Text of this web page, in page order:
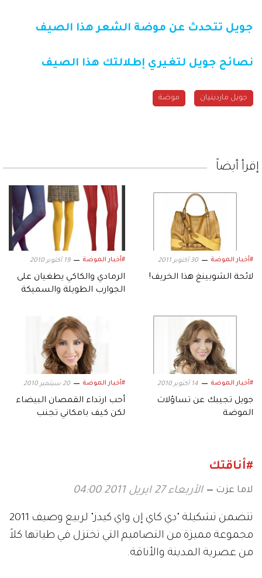
جويل تتحدث عن موضة الشعر هذا الصيف
نصائح جويل لتغيري إطلالتك هذا الصيف
جويل ماردينيان موضة
إقرأ أيضاً
#أخبار الموضة 30 أكتوبر 2011
لائحة الشوبينغ هذا الخريف!
#أخبار الموضة 19 أكتوبر 2010
الرمادي والكاكي يطغيان على
الجوارب الطويلة والسميكة
#أخبار الموضة 14 أكتوبر 2010
جويل تجيبك عن تساؤلات
الموضة
#أخبار الموضة 20 سبتمبر 2010
أحب ارتداء القمصان البيضاء
لكن كيف بامكاني تجنب
#أناقتك
لاما عزت الأربعاء 27 ابريل 2011 04:00
تتضمن تشكيلة "دي كاي إن واي كيدز" لربيع وصيف 2011
مجموعة مميزة من التصاميم التي تختزل في طياتها كلاً
من عصرية المدينة والأناقة.